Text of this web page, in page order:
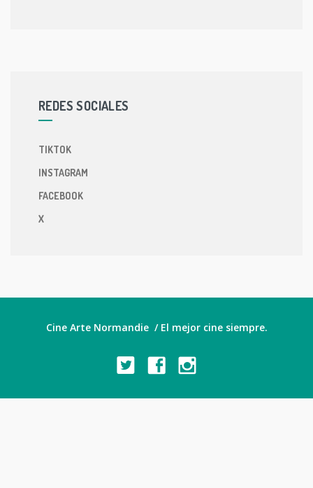
REDES SOCIALES
TIKTOK
INSTAGRAM
FACEBOOK
X
Cine Arte Normandie / El mejor cine siempre.